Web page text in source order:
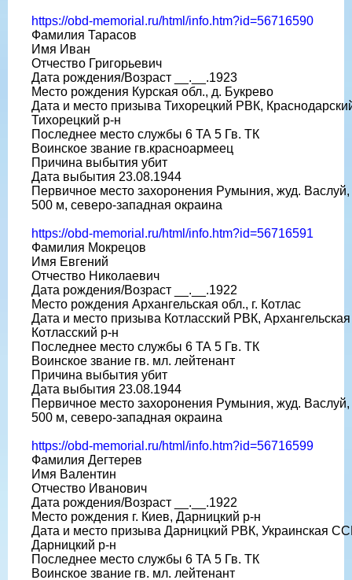
https://obd-memorial.ru/html/info.htm?id=56716590
Фамилия Тарасов
Имя Иван
Отчество Григорьевич
Дата рождения/Возраст __.__.1923
Место рождения Курская обл., д. Букрево
Дата и место призыва Тихорецкий РВК,
Тихорецкий р-н
Последнее место службы 6 ТА 5 Гв. ТК
Воинское звание гв.красноармеец
Причина выбытия убит
Дата выбытия 23.08.1944
Первичное место захоронения Румыния, жуд. Васлуй,
500 м, северо-западная окраина
https://obd-memorial.ru/html/info.htm?id=56716591
Фамилия Мокрецов
Имя Евгений
Отчество Николаевич
Дата рождения/Возраст __.__.1922
Место рождения Архангельская обл., г. Котлас
Дата и место призыва Котласский РВК,
Котласский р-н
Последнее место службы 6 ТА 5 Гв. ТК
Воинское звание гв. мл. лейтенант
Причина выбытия убит
Дата выбытия 23.08.1944
Первичное место захоронения Румыния, жуд. Васлуй,
500 м, северо-западная окраина
https://obd-memorial.ru/html/info.htm?id=56716599
Фамилия Дегтерев
Имя Валентин
Отчество Иванович
Дата рождения/Возраст __.__.1922
Место рождения г. Киев, Дарницкий р-н
Дата и место призыва Дарницкий РВК, Украинская
Дарницкий р-н
Последнее место службы 6 ТА 5 Гв. ТК
Воинское звание гв. мл. лейтенант